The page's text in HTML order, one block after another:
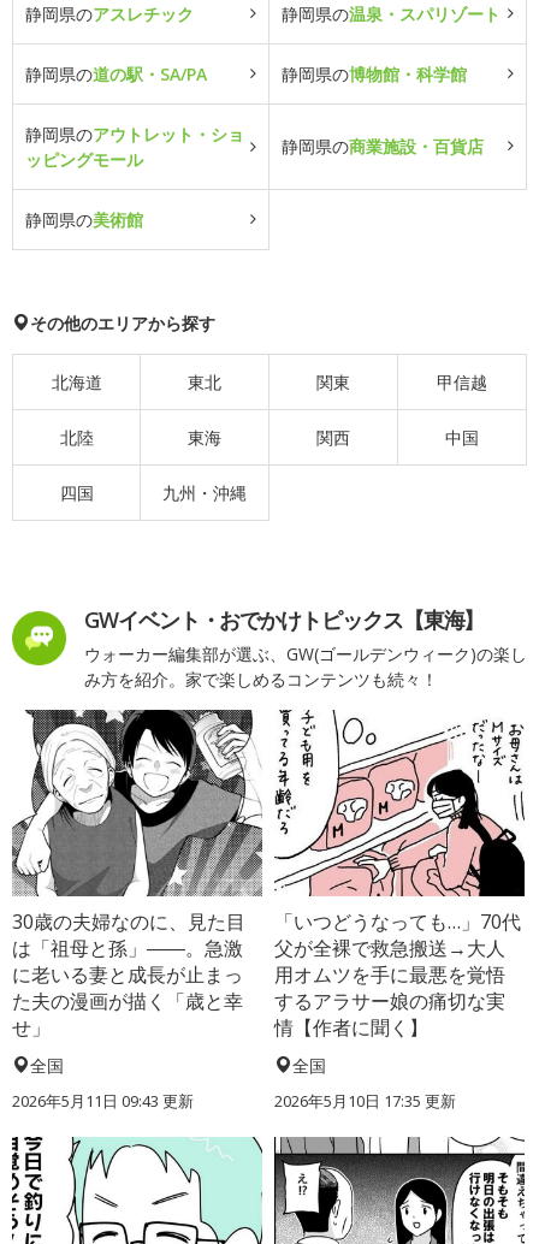
静岡県のアスレチック 静岡県の温泉・スパリゾート
静岡県の道の駅・SA/PA 静岡県の博物館・科学館
静岡県のアウトレット・ショ
ッピングモール
静岡県の商業施設・百貨店
静岡県の美術館
その他のエリアから探す
北海道 東北 関東 甲信越
北陸 東海 関西 中国
四国 九州・沖縄
GWイベント・おでかけトピックス【東海】
ウォーカー編集部が選ぶ、GW(ゴールデンウィーク)の楽し
み方を紹介。家で楽しめるコンテンツも続々！
30歳の夫婦なのに、見た目
は「祖母と孫」――。急激
に老いる妻と成長が止まっ
た夫の漫画が描く「歳と幸
せ」
全国
2026年5月11日 09:43 更新
「いつどうなっても…」70代
父が全裸で救急搬送→大人
用オムツを手に最悪を覚悟
するアラサー娘の痛切な実
情【作者に聞く】
全国
2026年5月10日 17:35 更新